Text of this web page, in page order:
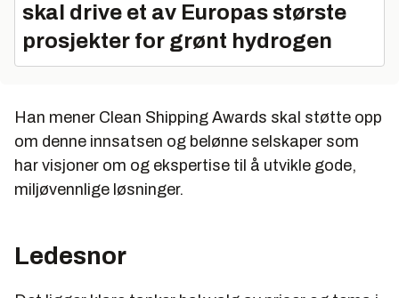
skal drive et av Europas største
prosjekter for grønt hydrogen
Han mener Clean Shipping Awards skal støtte opp
om denne innsatsen og belønne selskaper som
har visjoner om og ekspertise til å utvikle gode,
miljøvennlige løsninger.
Ledesnor